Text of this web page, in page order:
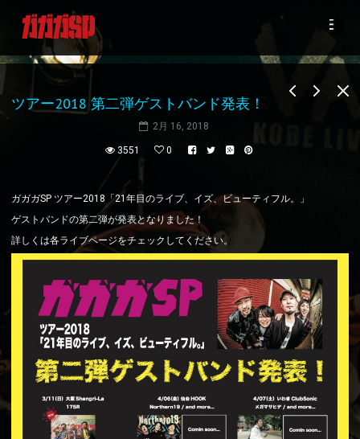
ツアー2018 第二弾ゲストバンド発表！
2月 16, 2018
3551 0
ガガガSP ツアー2018「21年目のライブ、イズ、ビューティフル。」
ゲストバンドの第二弾が発表となりました！
詳しくは各ライブページをチェックしてください。